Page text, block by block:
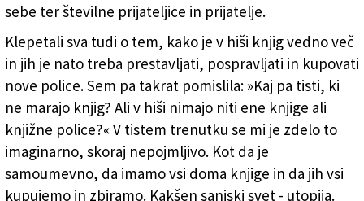
Naročnine
sebe ter številne prijateljice in prijatelje.
Klepetali sva tudi o tem, kako je v hiši knjig vedno več
in jih je nato treba prestavljati, pospravljati in kupovati
nove police. Sem pa takrat pomislila: »Kaj pa tisti, ki
ne marajo knjig? Ali v hiši nimajo niti ene knjige ali
knjižne police?« V tistem trenutku se mi je zdelo to
imaginarno, skoraj nepojmljivo. Kot da je
samoumevno, da imamo vsi doma knjige in da jih vsi
kupujemo in zbiramo. Kakšen sanjski svet - utopija.